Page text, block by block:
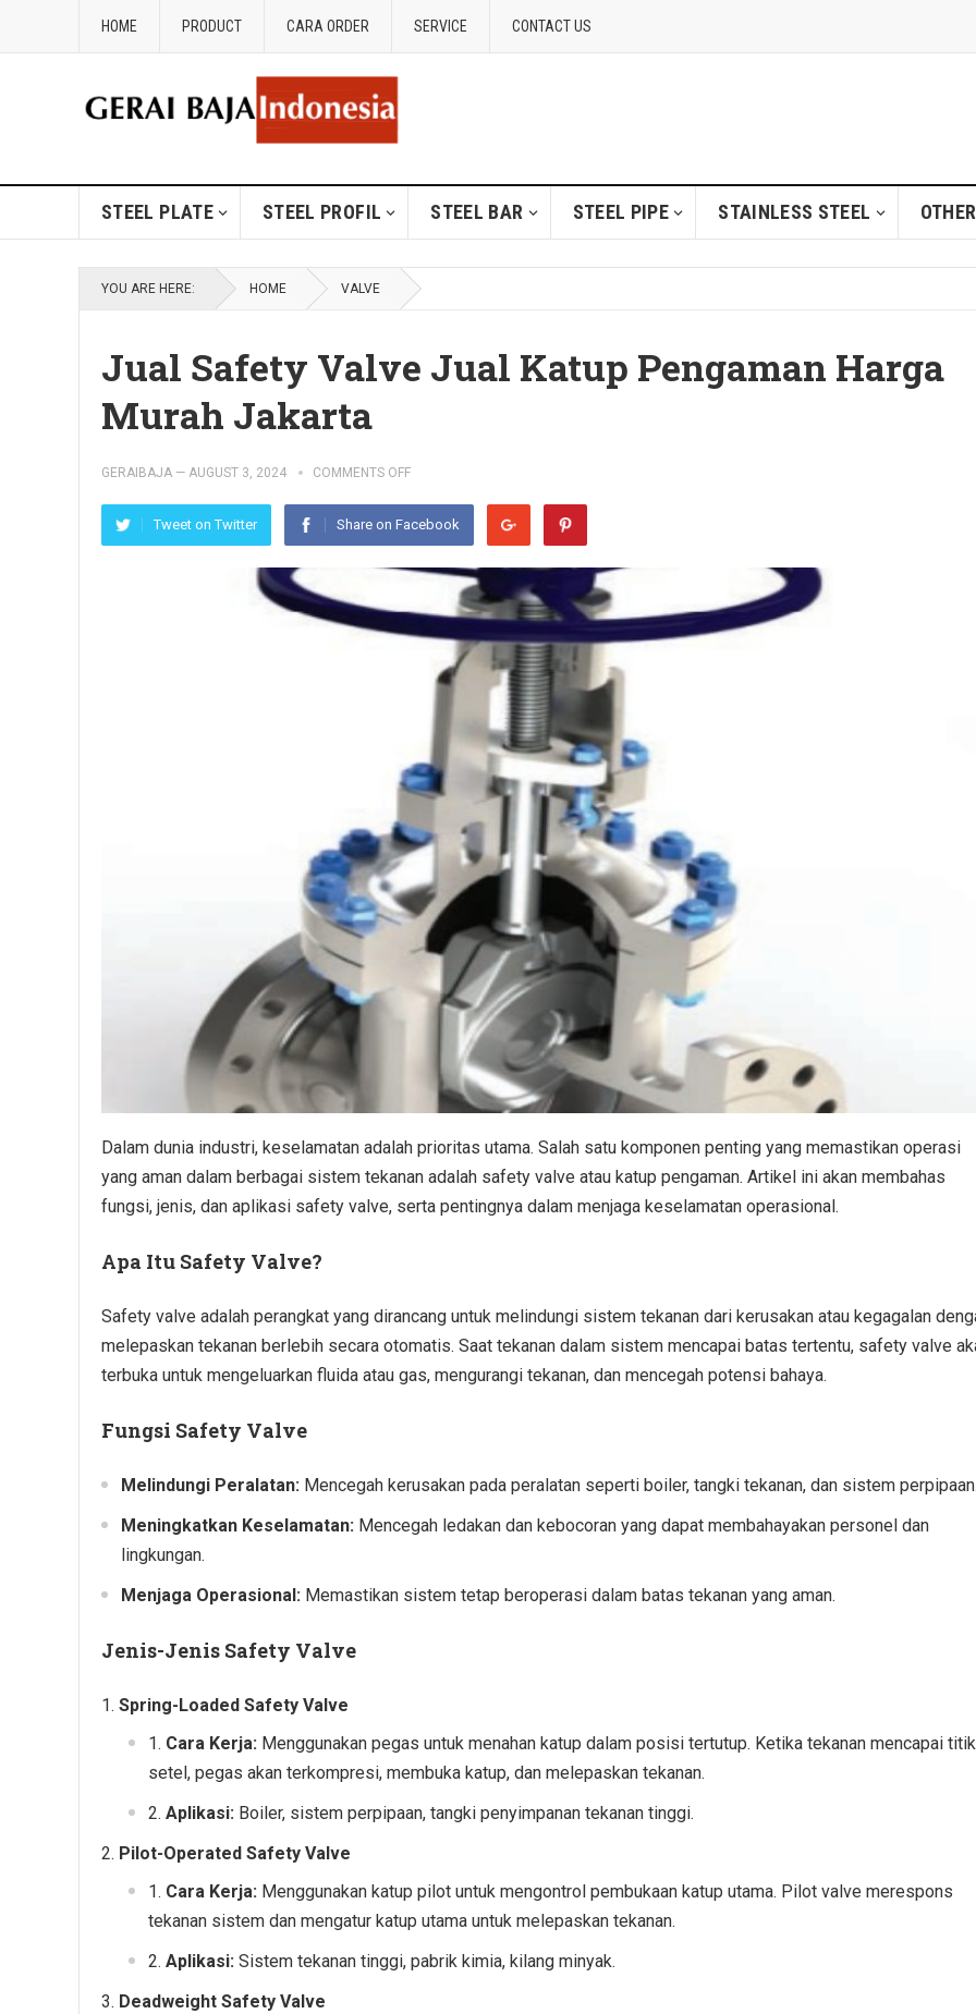
HOME PRODUCT CARA ORDER SERVICE CONTACT US
STEEL PLATE STEEL PROFIL STEEL BAR STEEL PIPE STAINLESS STEEL
YOU ARE HERE: HOME VALVE
Jual Safety Valve Jual Katup Pengaman Harga
Murah Jakarta
GERAIBAJA — AUGUST 3, 2024 COMMENTS OFF
Tweet on Twitter Share on Facebook
Dalam dunia industri, keselamatan adalah prioritas utama. Salah satu komponen penting yang memastikan operasi
yang aman dalam berbagai sistem tekanan adalah safety valve atau katup pengaman. Artikel ini akan membahas
fungsi, jenis, dan aplikasi safety valve, serta pentingnya dalam menjaga keselamatan operasional.
Apa Itu Safety Valve?
Safety valve adalah perangkat yang dirancang untuk melindungi sistem tekanan dari kerusakan atau kegagalan
melepaskan tekanan berlebih secara otomatis. Saat tekanan dalam sistem mencapai batas tertentu, safety valve
terbuka untuk mengeluarkan fluida atau gas, mengurangi tekanan, dan mencegah potensi bahaya.
Fungsi Safety Valve
Melindungi Peralatan: Mencegah kerusakan pada peralatan seperti boiler, tangki tekanan, dan sistem
Meningkatkan Keselamatan: Mencegah ledakan dan kebocoran yang dapat membahayakan personel dan
lingkungan.
Menjaga Operasional: Memastikan sistem tetap beroperasi dalam batas tekanan yang aman.
Jenis-Jenis Safety Valve
Spring-Loaded Safety Valve
Cara Kerja: Menggunakan pegas untuk menahan katup dalam posisi tertutup. Ketika tekanan mencapai titik
setel, pegas akan terkompresi, membuka katup, dan melepaskan tekanan.
Aplikasi: Boiler, sistem perpipaan, tangki penyimpanan tekanan tinggi.
Pilot-Operated Safety Valve
Cara Kerja: Menggunakan katup pilot untuk mengontrol pembukaan katup utama. Pilot valve merespons
tekanan sistem dan mengatur katup utama untuk melepaskan tekanan.
Aplikasi: Sistem tekanan tinggi, pabrik kimia, kilang minyak.
Deadweight Safety Valve